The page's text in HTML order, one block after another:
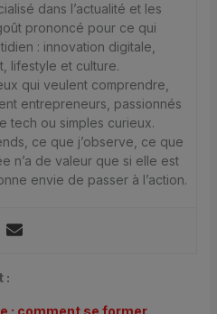
dans l’actualité et les
prononcé pour ce qui
: innovation digitale,
lifestyle et culture.
qui veulent comprendre,
entrepreneurs, passionnés
tech ou simples curieux.
ce que j’observe, ce que
n’a de valeur que si elle est
envie de passer à l’action.
: